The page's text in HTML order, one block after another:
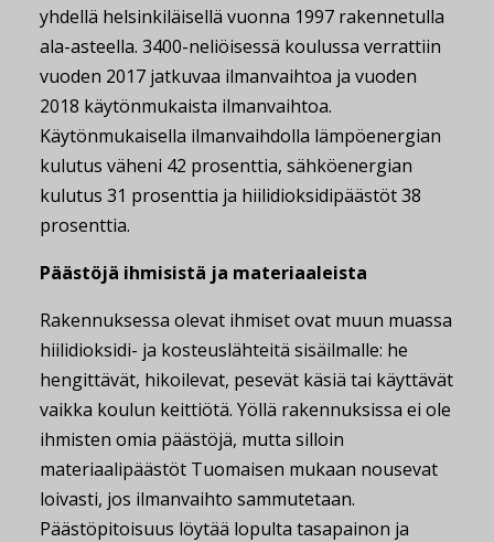
yhdellä helsinkiläisellä vuonna 1997 rakennetulla
ala-asteella. 3400-neliöisessä koulussa verrattiin
vuoden 2017 jatkuvaa ilmanvaihtoa ja vuoden
2018 käytönmukaista ilmanvaihtoa.
Käytönmukaisella ilmanvaihdolla lämpöenergian
kulutus väheni 42 prosenttia, sähköenergian
kulutus 31 prosenttia ja hiilidioksidipäästöt 38
prosenttia.
Päästöjä ihmisistä ja materiaaleista
Rakennuksessa olevat ihmiset ovat muun muassa
hiilidioksidi- ja kosteuslähteitä sisäilmalle: he
hengittävät, hikoilevat, pesevät käsiä tai käyttävät
vaikka koulun keittiötä. Yöllä rakennuksissa ei ole
ihmisten omia päästöjä, mutta silloin
materiaalipäästöt Tuomaisen mukaan nousevat
loivasti, jos ilmanvaihto sammutetaan.
Päästöpitoisuus löytää lopulta tasapainon ja